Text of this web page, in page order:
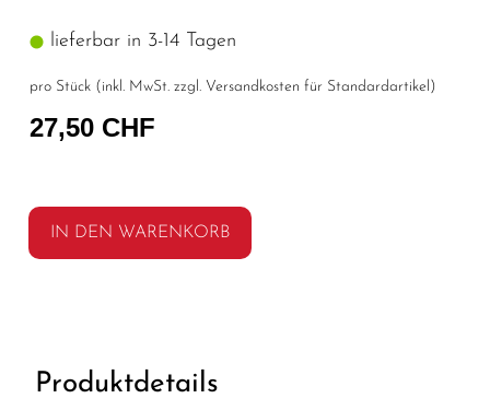
lieferbar in 3-14 Tagen
pro Stück (inkl. MwSt. zzgl. Versandkosten für Standardartikel )
27,50 CHF
IN DEN WARENKORB
Produktdetails